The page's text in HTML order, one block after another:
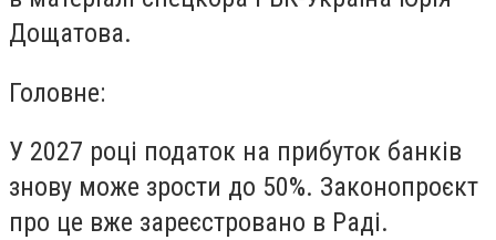
Дощатова.
Головне:
У 2027 році податок на прибуток банків
знову може зрости до 50%. Законопроєкт
про це вже зареєстровано в Раді.